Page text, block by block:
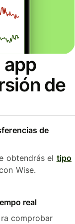
app
de
de
obtendrás el tipo
Wise.
real
comprobar